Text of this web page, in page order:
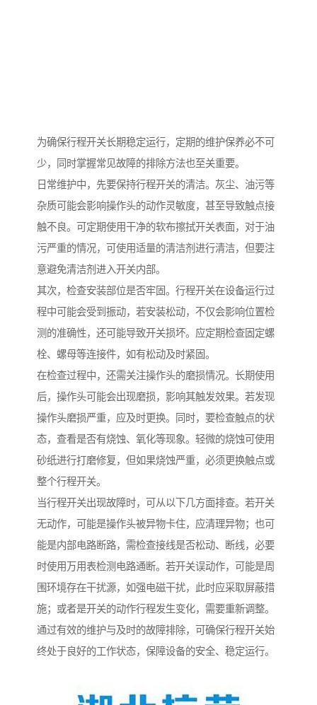
为确保行程开关长期稳定运行，定期的维护保养必不可
少，同时掌握常见故障的排除方法也至关重要。
日常维护中，先要保持行程开关的清洁。灰尘、油污等
杂质可能会影响操作头的动作灵敏度，甚至导致触点接
触不良。可定期使用干净的软布擦拭开关表面，对于油
污严重的情况，可使用适量的清洁剂进行清洁，但要注
意避免清洁剂进入开关内部。
其次，检查安装部位是否牢固。行程开关在设备运行过
程中可能会受到振动，若安装松动，不仅会影响位置检
测的准确性，还可能导致开关损坏。应定期检查固定螺
栓、螺母等连接件，如有松动及时紧固。
在检查过程中，还需关注操作头的磨损情况。长期使用
后，操作头可能会出现磨损，影响其触发效果。若发现
操作头磨损严重，应及时更换。同时，要检查触点的状
态，查看是否有烧蚀、氧化等现象。轻微的烧蚀可使用
砂纸进行打磨修复，但如果烧蚀严重，必须更换触点或
整个行程开关。
当行程开关出现故障时，可从以下几方面排查。若开关
无动作，可能是操作头被异物卡住，应清理异物；也可
能是内部电路断路，需检查接线是否松动、断线，必要
时使用万用表检测电路通断。若开关误动作，可能是周
围环境存在干扰源，如强电磁干扰，此时应采取屏蔽措
施；或者是开关的动作行程发生变化，需要重新调整。
通过有效的维护与及时的故障排除，可确保行程开关始
终处于良好的工作状态，保障设备的安全、稳定运行。